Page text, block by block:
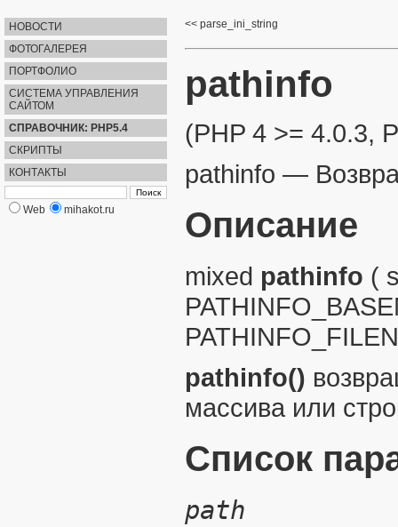
НОВОСТИ
ФОТОГАЛЕРЕЯ
ПОРТФОЛИО
СИСТЕМА УПРАВЛЕНИЯ
САЙТОМ
СПРАВОЧНИК: PHP5.4
СКРИПТЫ
КОНТАКТЫ
Web mihakot.ru
parse_ini_string
pathinfo
(PHP 4 >= 4.0.3,
pathinfo —
Описание
mixed pathinfo (
pathinfo()
массива или
Список
path